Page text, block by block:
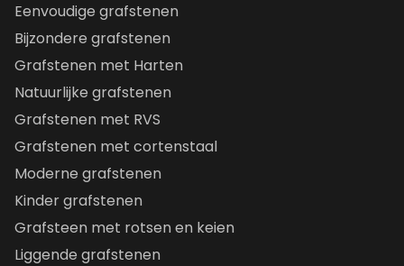
Eenvoudige grafstenen
Bijzondere grafstenen
Grafstenen met Harten
Natuurlijke grafstenen
Grafstenen met RVS
Grafstenen met cortenstaal
Moderne grafstenen
Kinder grafstenen
Grafsteen met rotsen en keien
Liggende grafstenen